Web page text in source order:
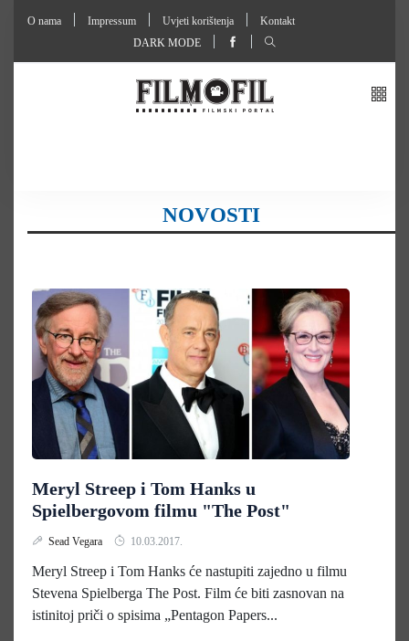
O nama Impressum Uvjeti korištenja
Kontakt
DARK MODE
NOVOSTI
Meryl Streep i Tom Hanks u
Spielbergovom filmu "The Post"
Sead Vegara 10.03.2017.
Meryl Streep i Tom Hanks će nastupiti zajedno u filmu
Stevena Spielberga The Post. Film će biti zasnovan na
istinitoj priči o spisima „Pentagon Papers...